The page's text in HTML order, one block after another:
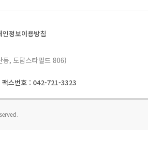
인정보이용방침
, 도담스타필드 806)
팩스번호 : 042-721-3323